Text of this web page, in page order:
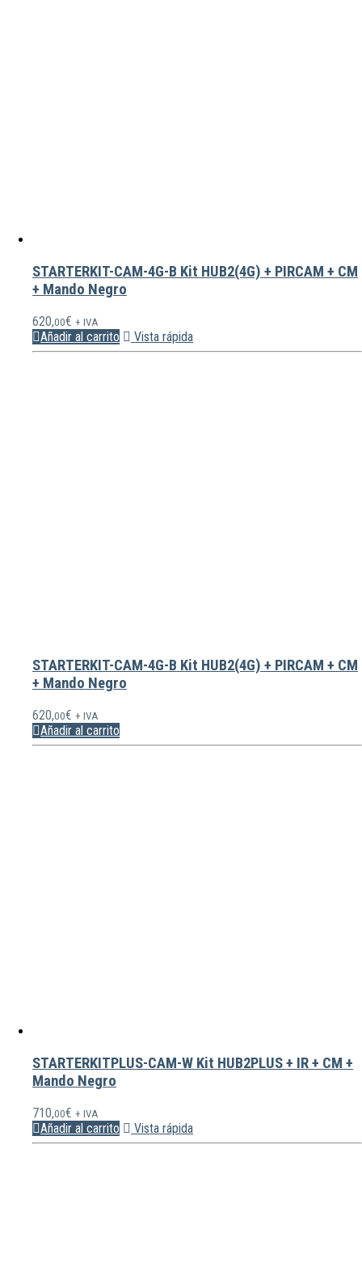
STARTERKIT-CAM-4G-B Kit HUB2(4G) + PIRCAM + CM
+ Mando Negro
620,00€ + IVA
Añadir al carrito Vista rápida
STARTERKIT-CAM-4G-B Kit HUB2(4G) + PIRCAM + CM
+ Mando Negro
620,00€ + IVA
Añadir al carrito
STARTERKITPLUS-CAM-W Kit HUB2PLUS + IR + CM +
Mando Negro
710,00€ + IVA
Añadir al carrito Vista rápida